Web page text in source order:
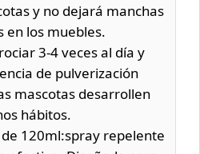
y no dejará manchas
en los muebles.
3-4 veces al día y
de pulverización
mascotas desarrollen
hábitos.
120ml:spray repelente